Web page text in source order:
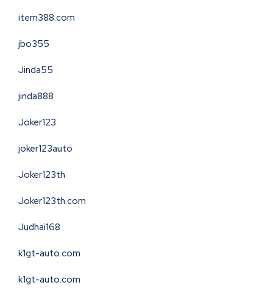
item388.com
jbo355
Jinda55
jinda888
Joker123
joker123auto
Joker123th
Joker123th.com
Judhai168
k1gt-auto.com
k1gt-auto.com